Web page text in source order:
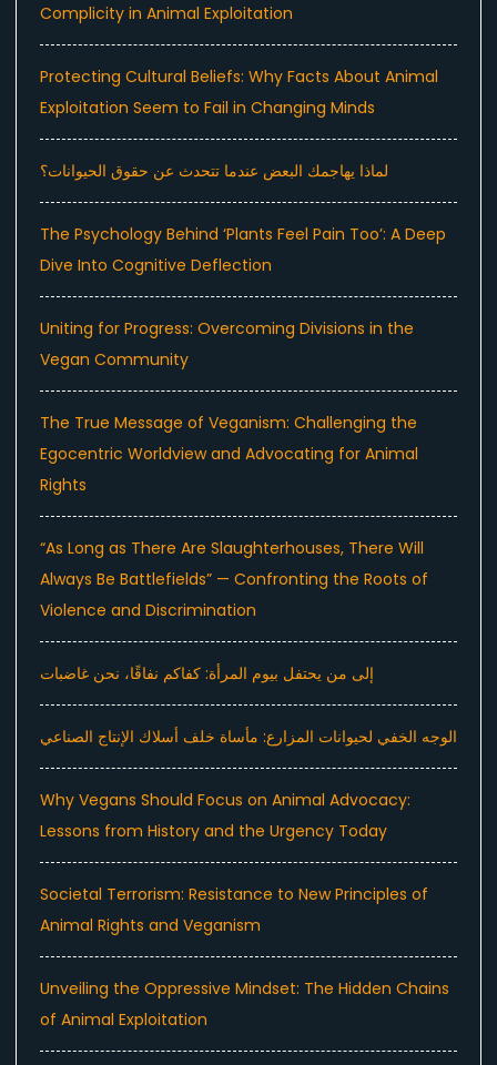
Complicity in Animal Exploitation
Protecting Cultural Beliefs: Why Facts About Animal
Exploitation Seem to Fail in Changing Minds
لماذا يهاجمك البعض عندما تتحدث عن حقوق الحيوانات؟
The Psychology Behind ‘Plants Feel Pain Too’: A Deep
Dive Into Cognitive Deflection
Uniting for Progress: Overcoming Divisions in the
Vegan Community
The True Message of Veganism: Challenging the
Egocentric Worldview and Advocating for Animal
Rights
“As Long as There Are Slaughterhouses, There Will
Always Be Battlefields” — Confronting the Roots of
Violence and Discrimination
إلى من يحتفل بيوم المرأة: كفاكم نفاقًا، نحن غاضبات
الوجه الخفي لحيوانات المزارع: مأساة خلف أسلاك الإنتاج الصناعي
Why Vegans Should Focus on Animal Advocacy:
Lessons from History and the Urgency Today
Societal Terrorism: Resistance to New Principles of
Animal Rights and Veganism
Unveiling the Oppressive Mindset: The Hidden Chains
of Animal Exploitation